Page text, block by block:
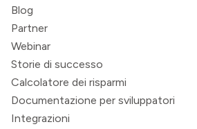
Blog
Partner
Webinar
Storie di successo
Calcolatore dei risparmi
Documentazione per sviluppatori
Integrazioni